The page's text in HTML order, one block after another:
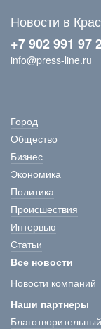
Новости в
+7 902 991 97
info@press-line.ru
Город
Общество
Бизнес
Экономика
Политика
Происшествия
Интервью
Статьи
Все новости
Новости компаний
Наши партнеры